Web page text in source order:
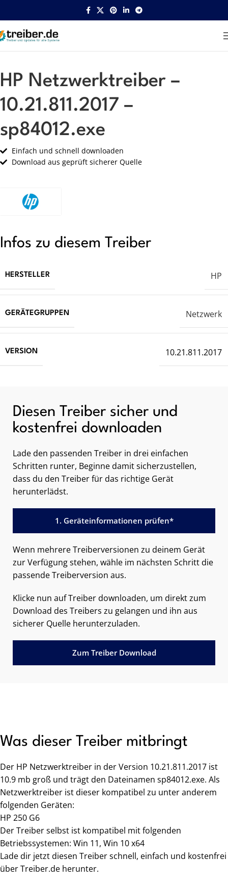
Startseite HP Netzwerk
HP Netzwerktreiber –
10.21.811.2017 –
sp84012.exe
Einfach und schnell downloaden
Download aus geprüft sicherer Quelle
Infos zu diesem Treiber
HERSTELLER HP
GERÄTEGRUPPEN Netzwerk
VERSION 10.21.811.2017
Diesen Treiber sicher und
kostenfrei downloaden
Lade den passenden Treiber in drei einfachen
Schritten runter, Beginne damit sicherzustellen,
dass du den Treiber für das richtige Gerät
herunterlädst.
1. Geräteinformationen prüfen*
Wenn mehrere Treiberversionen zu deinem Gerät
zur Verfügung stehen, wähle im nächsten Schritt die
passende Treiberversion aus.
Klicke nun auf Treiber downloaden, um direkt zum
Download des Treibers zu gelangen und ihn aus
sicherer Quelle herunterzuladen.
Zum Treiber Download
Was dieser Treiber mitbringt
Der HP Netzwerktreiber in der Version 10.21.811.2017 ist
10.9 mb groß und trägt den Dateinamen sp84012.exe. Als
Netzwerktreiber ist dieser kompatibel zu unter anderem
folgenden Geräten:
HP 250 G6
Der Treiber selbst ist kompatibel mit folgenden
Betriebssystemen: Win 11, Win 10 x64
Lade dir jetzt diesen Treiber schnell, einfach und kostenfrei
über Treiber.de herunter.